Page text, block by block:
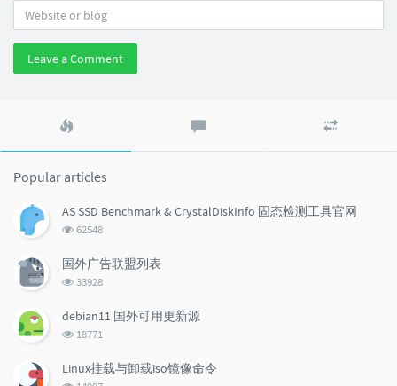
Leave a Comment
Popular articles
AS SSD Benchmark & CrystalDiskInfo 固态检测工具官网
浏
次
数:
62548
国外广告联盟列表
浏
次
33928
debian11 国外可用更新源
浏
次
18771
Linux挂载与卸载iso镜像命令